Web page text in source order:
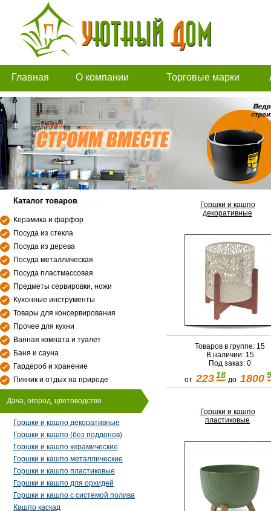
Главная О компании Торговые марки
Каталог товаров
Керамика и фарфор
Посуда из стекла
Посуда из дерева
Посуда металлическая
Посуда пластмассовая
Предметы сервировки, ножи
Кухонные инструменты
Товары для консервирования
Прочее для кухни
Ванная комната и туалет
Баня и сауна
Гардероб и хранение
Пикник и отдых на природе
Дача, огород, цветоводство
Горшки и кашпо декоративные
Горшки и кашпо (без поддонов)
Горшки и кашпо керамические
Горшки и кашпо металлические
Горшки и кашпо пластиковые
Горшки и кашпо для орхидей
Горшки и кашпо с системой полива
Кашпо каскад
Горшки и кашпо
декоративные
Товаров в группе: 15
В наличии: 15
Под заказ: 0
от 223 18до1800
Горшки и кашпо
пластиковые